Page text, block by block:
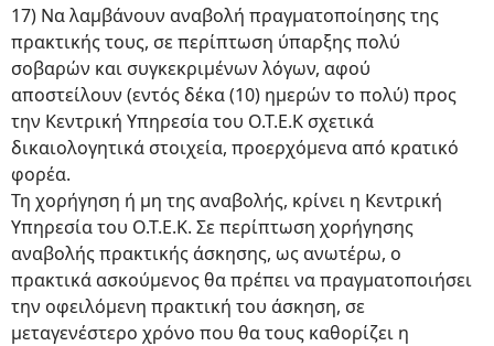
17) Να λαμβάνουν αναβολή πραγματοποίησης της
πρακτικής τους, σε περίπτωση ύπαρξης πολύ
σοβαρών και συγκεκριμένων λόγων, αφού
αποστείλουν (εντός δέκα (10) ημερών το πολύ) προς
την Κεντρική Υπηρεσία του Ο.Τ.Ε.Κ σχετικά
δικαιολογητικά στοιχεία, προερχόμενα από κρατικό
φορέα.
Τη χορήγηση ή μη της αναβολής, κρίνει η Κεντρική
Υπηρεσία του Ο.Τ.Ε.Κ. Σε περίπτωση χορήγησης
αναβολής πρακτικής άσκησης, ως ανωτέρω, ο
πρακτικά ασκούμενος θα πρέπει να πραγματοποιήσει
την οφειλόμενη πρακτική του άσκηση, σε
μεταγενέστερο χρόνο που θα τους καθορίζει η